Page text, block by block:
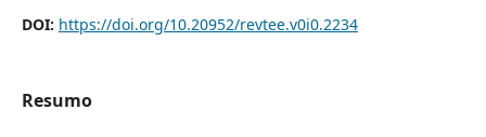
DOI: https://doi.org/10.20952/revtee.v0i0.2234
Resumo